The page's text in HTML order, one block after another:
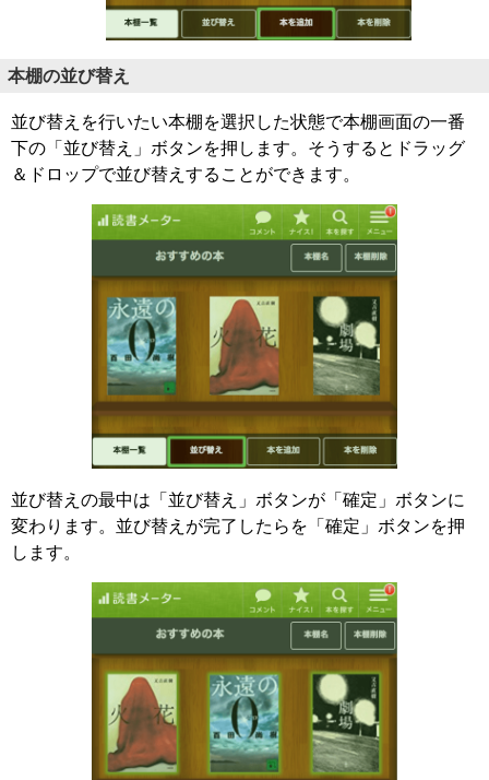
本棚の並び替え
並び替えを行いたい本棚を選択した状態で本棚画面の一番
下の「並び替え」ボタンを押します。そうするとドラッグ
＆ドロップで並び替えすることができます。
並び替えの最中は「並び替え」ボタンが「確定」ボタンに
変わります。並び替えが完了したらを「確定」ボタンを押
します。